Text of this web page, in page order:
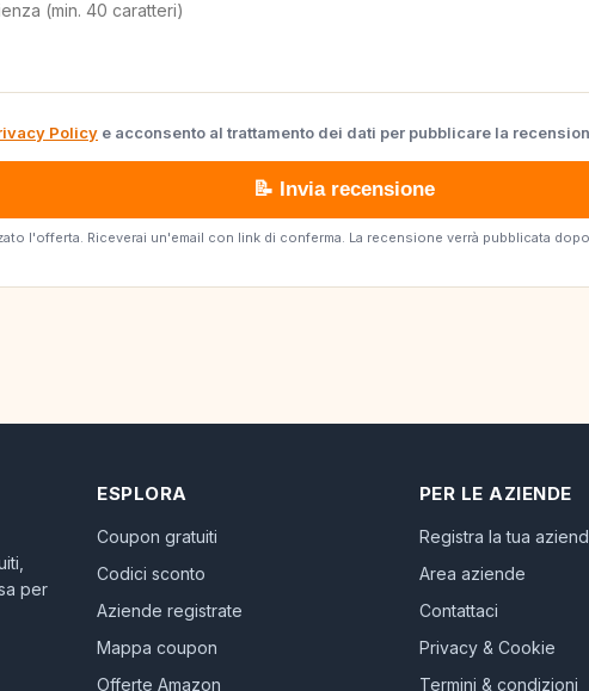
Policy e acconsento al trattamento dei dati per pubblicare la
📝 Invia recensione
l'offerta. Riceverai un'email con link di conferma. La recensione verrà pubblicata
per
ESPLORA
Coupon gratuiti
Codici sconto
Aziende registrate
Mappa coupon
Offerte Amazon
PER LE AZIENDE
Registra la tua
Area aziende
Contattaci
Privacy & Cookie
Termini & condizioni